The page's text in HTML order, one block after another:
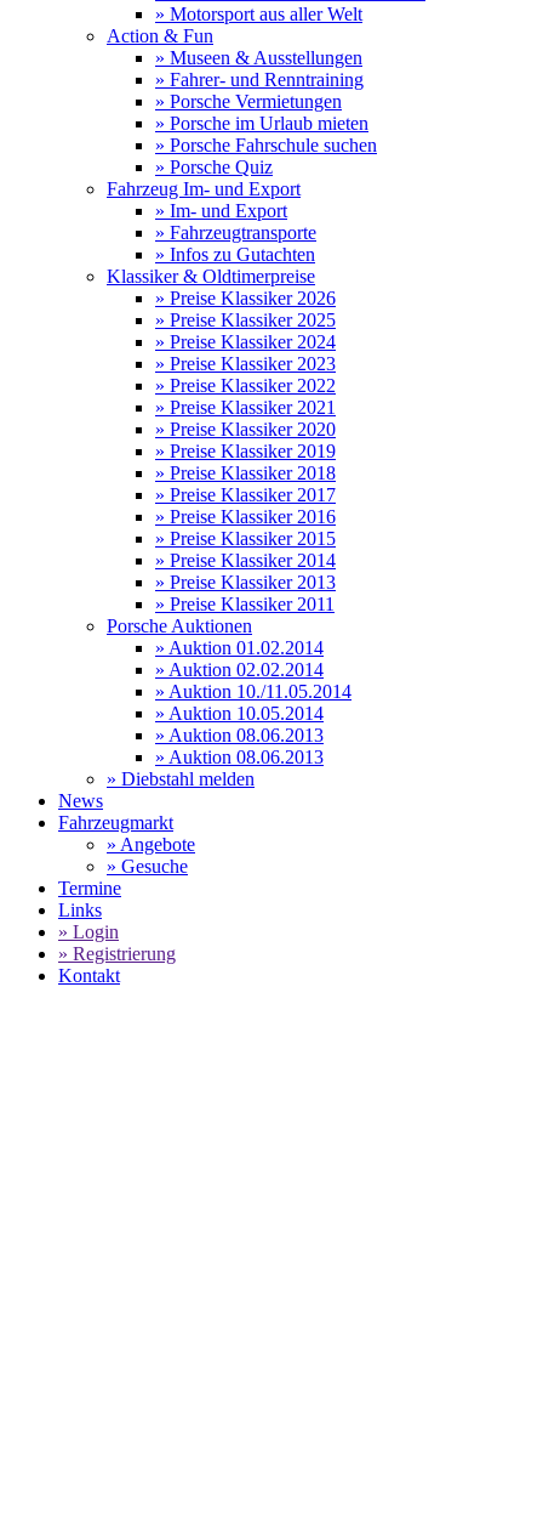
» Motorsport aus aller Welt
Action & Fun
» Museen & Ausstellungen
» Fahrer- und Renntraining
» Porsche Vermietungen
» Porsche im Urlaub mieten
» Porsche Fahrschule suchen
» Porsche Quiz
Fahrzeug Im- und Export
» Im- und Export
» Fahrzeugtransporte
» Infos zu Gutachten
Klassiker & Oldtimerpreise
» Preise Klassiker 2026
» Preise Klassiker 2025
» Preise Klassiker 2024
» Preise Klassiker 2023
» Preise Klassiker 2022
» Preise Klassiker 2021
» Preise Klassiker 2020
» Preise Klassiker 2019
» Preise Klassiker 2018
» Preise Klassiker 2017
» Preise Klassiker 2016
» Preise Klassiker 2015
» Preise Klassiker 2014
» Preise Klassiker 2013
» Preise Klassiker 2011
Porsche Auktionen
» Auktion 01.02.2014
» Auktion 02.02.2014
» Auktion 10./11.05.2014
» Auktion 10.05.2014
» Auktion 08.06.2013
» Auktion 08.06.2013
» Diebstahl melden
News
Fahrzeugmarkt
» Angebote
» Gesuche
Termine
Links
» Login
» Registrierung
Kontakt